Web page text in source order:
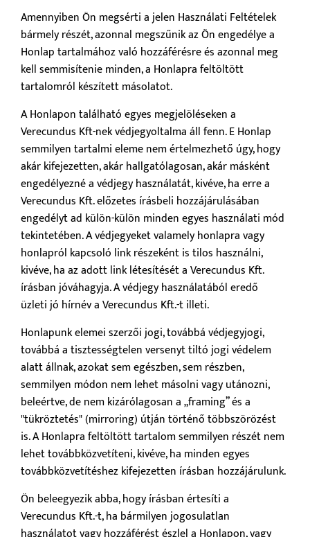
Amennyiben Ön megsérti a jelen Használati Feltételek
bármely részét, azonnal megszűnik az Ön engedélye a
Honlap tartalmához való hozzáférésre és azonnal meg
kell semmisítenie minden, a Honlapra feltöltött
tartalomról készített másolatot.
A Honlapon található egyes megjelöléseken a
Verecundus Kft-nek védjegyoltalma áll fenn. E Honlap
semmilyen tartalmi eleme nem értelmezhető úgy, hogy
akár kifejezetten, akár hallgatólagosan, akár másként
engedélyezné a védjegy használatát, kivéve, ha erre a
Verecundus Kft. előzetes írásbeli hozzájárulásában
engedélyt ad külön-külön minden egyes használati mód
tekintetében. A védjegyeket valamely honlapra vagy
honlapról kapcsoló link részeként is tilos használni,
kivéve, ha az adott link létesítését a Verecundus Kft.
írásban jóváhagyja. A védjegy használatából eredő
üzleti jó hírnév a Verecundus Kft.-t illeti.
Honlapunk elemei szerzői jogi, továbbá védjegyjogi,
továbbá a tisztességtelen versenyt tiltó jogi védelem
alatt állnak, azokat sem egészben, sem részben,
semmilyen módon nem lehet másolni vagy utánozni,
beleértve, de nem kizárólagosan a „framing” és a
"tükröztetés" (mirroring) útján történő többszörözést
is. A Honlapra feltöltött tartalom semmilyen részét nem
lehet továbbközvetíteni, kivéve, ha minden egyes
továbbközvetítéshez kifejezetten írásban hozzájárulunk.
Ön beleegyezik abba, hogy írásban értesíti a
Verecundus Kft.-t, ha bármilyen jogosulatlan